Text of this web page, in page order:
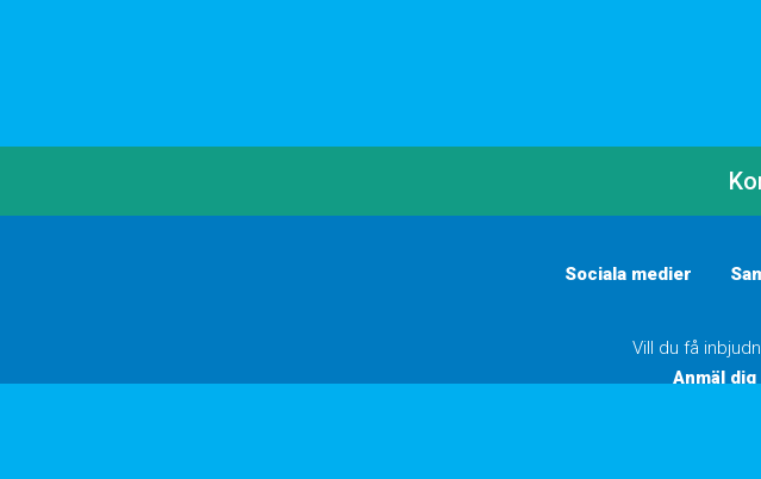
Sociala medier
Vill du få
Anmäl